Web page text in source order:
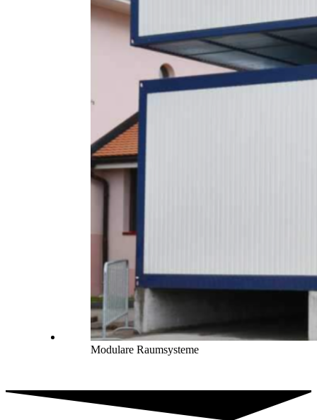
Modulare Raumsysteme